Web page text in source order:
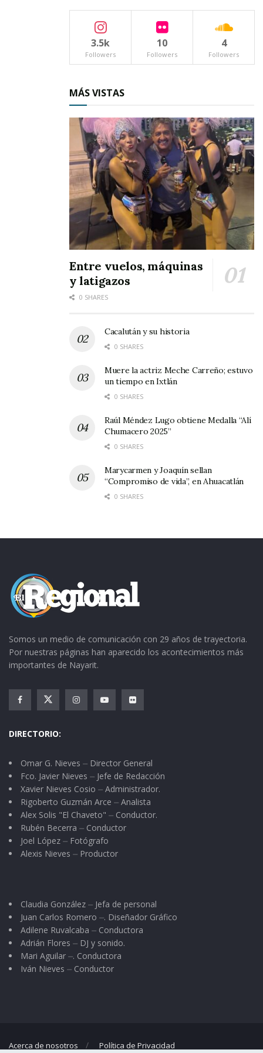
3.5k
Followers
10
Followers
4
Followers
MÁS VISTAS
Entre vuelos, máquinas
y latigazos
0 SHARES
Cacalután y su historia
0 SHARES
Muere la actriz Meche Carreño; estuvo
un tiempo en Ixtlán
0 SHARES
Raúl Méndez Lugo obtiene Medalla “Alí
Chumacero 2025”
0 SHARES
Marycarmen y Joaquín sellan
“Compromiso de vida”, en Ahuacatlán
0 SHARES
Somos un medio de comunicación con 29 años de trayectoria.
Por nuestras páginas han aparecido los acontecimientos más
importantes de Nayarit.
DIRECTORIO:
Omar G. Nieves ⏤ Director General
Fco. Javier Nieves ⏤ Jefe de Redacción
Xavier Nieves Cosio ⏤ Administrador.
Rigoberto Guzmán Arce ⏤ Analista
Alex Solis "El Chaveto" ⏤ Conductor.
Rubén Becerra ⏤ Conductor
Joel López ⏤ Fotógrafo
Alexis Nieves ⏤ Productor
Claudia González ⏤ Jefa de personal
Juan Carlos Romero ⏤. Diseñador Gráfico
Adilene Ruvalcaba ⏤ Conductora
Adrián Flores ⏤ DJ y sonido.
Mari Aguilar ⏤. Conductora
Iván Nieves ⏤ Conductor
Acerca de nosotros Política de Privacidad